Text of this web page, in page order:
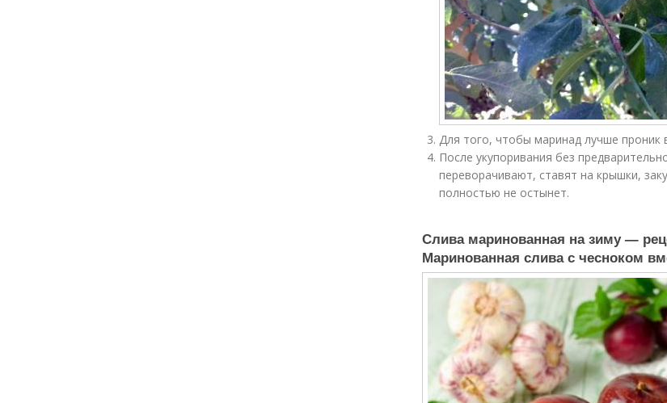
Для того, чтобы маринад лучше проник
После укупоривания без
переворачивают, ставят на крышки,
полностью не остынет.
Слива маринованная на зиму —
Маринованная слива с чесноком